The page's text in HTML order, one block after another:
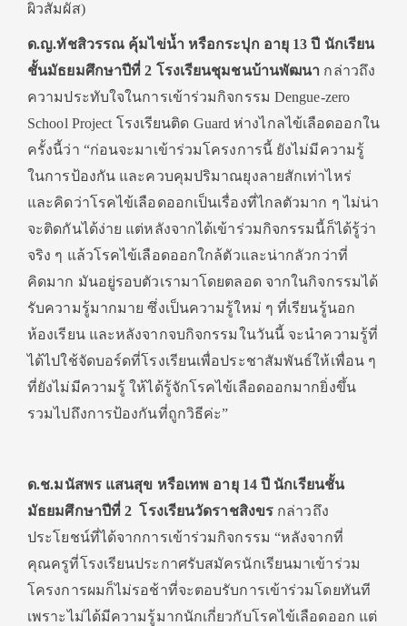
ผิวสัมผัส)
ด.ญ.ทัชสิวรรณ คุ้มไข่น้ำ หรือกระปุก อายุ 13ปี นักเรียน
ชั้นมัธยมศึกษาปีที่2 โรงเรียนชุมชนบ้านพัฒนา กล่าวถึง
ความประทับใจในการเข้าร่วมกิจกรรม Dengue-zero
School Project โรงเรียนติด Guard ห่างไกลไข้เลือดออกใน
ครั้งนี้ว่า “ก่อนจะมาเข้าร่วมโครงการนี้ ยังไม่มีความรู้
ในการป้องกัน และควบคุมปริมาณยุงลายสักเท่าไหร่
และคิดว่าโรคไข้เลือดออกเป็นเรื่องที่ไกลตัวมาก ๆ ไม่น่า
จะติดกันได้ง่าย แต่หลังจากได้เข้าร่วมกิจกรรมนี้ก็ได้รู้ว่า
จริง ๆ แล้วโรคไข้เลือดออกใกล้ตัวและน่ากลัวกว่าที่
คิดมาก มันอยู่รอบตัวเรามาโดยตลอด จากในกิจกรรมได้
รับความรู้มากมาย ซึ่งเป็นความรู้ใหม่ ๆ ที่เรียนรู้นอก
ห้องเรียน และหลังจากจบกิจกรรมในวันนี้ จะนำความรู้ที่
ได้ไปใช้จัดบอร์ดที่โรงเรียนเพื่อประชาสัมพันธ์ให้เพื่อน ๆ
ที่ยังไม่มีความรู้ ให้ได้รู้จักโรคไข้เลือดออกมากยิ่งขึ้น
รวมไปถึงการป้องกันที่ถูกวิธีค่ะ”
ด.ช.มนัสพร แสนสุข หรือเทพ อายุ 14ปี นักเรียนชั้น
มัธยมศึกษาปีที่2 โรงเรียนวัดราชสิงขร กล่าวถึง
ประโยชน์ที่ได้จากการเข้าร่วมกิจกรรม “หลังจากที่
คุณครูที่โรงเรียนประกาศรับสมัครนักเรียนมาเข้าร่วม
โครงการผมก็ไม่รอช้าที่จะตอบรับการเข้าร่วมโดยทันที
เพราะไม่ได้มีความรู้มากนักเกี่ยวกับโรคไข้เลือดออก แต่